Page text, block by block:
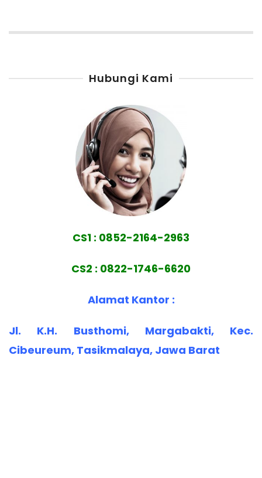
Hubungi Kami
CS1 : 0852-2164-2963
CS2 : 0822-1746-6620
Alamat Kantor :
Jl. K.H. Busthomi, Margabakti, Kec.
Cibeureum, Tasikmalaya, Jawa Barat